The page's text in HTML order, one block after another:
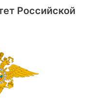
Российской